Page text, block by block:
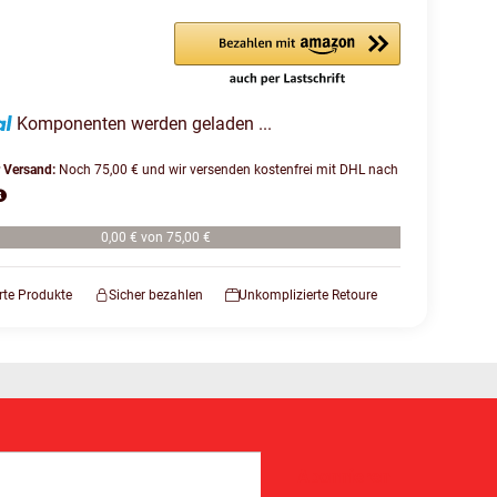
Komponenten werden geladen ...
Noch 75,00 € und wir versenden kostenfrei mit DHL nach
0,00 € von 75,00 €
Produkte Sicher bezahlen Unkomplizierte Retoure